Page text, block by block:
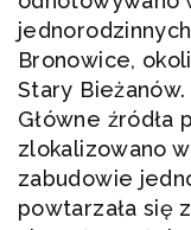
Bronowice,
Stary Bieżanów.
Główne źródła
zlokalizowano
zabudowie
powtarzała się